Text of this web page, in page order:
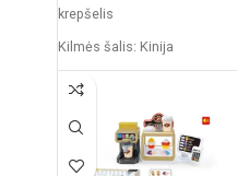
krepšelis
Kilmės šalis: Kinija
x 45 cm
Produkto išmatavimai: 26 x
36 x 45 cm